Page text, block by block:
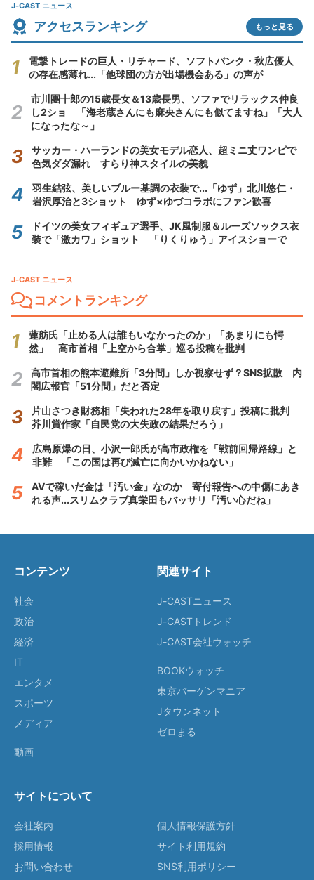
J-CAST ニュース
アクセスランキング もっと見る
電撃トレードの巨人・リチャード、ソフトバンク・秋広優人
の存在感薄れ...「他球団の方が出場機会ある」の声が
市川團十郎の15歳長女＆13歳長男、ソファでリラックス仲良
し2ショ 「海老蔵さんにも麻央さんにも似てますね」「大人
になったな～」
サッカー・ハーランドの美女モデル恋人、超ミニ丈ワンピで
色気ダダ漏れ すらり神スタイルの美貌
羽生結弦、美しいブルー基調の衣装で...「ゆず」北川悠仁・
岩沢厚治と3ショット ゆず×ゆづコラボにファン歓喜
ドイツの美女フィギュア選手、JK風制服＆ルーズソックス衣
装で「激カワ」ショット 「りくりゅう」アイスショーで
J-CAST ニュース
コメントランキング
蓮舫氏「止める人は誰もいなかったのか」「あまりにも愕
然」 高市首相「上空から合掌」巡る投稿を批判
高市首相の熊本避難所「3分間」しか視察せず？SNS拡散 内
閣広報官「51分間」だと否定
片山さつき財務相「失われた28年を取り戻す」投稿に批判
芥川賞作家「自民党の大失政の結果だろう」
広島原爆の日、小沢一郎氏が高市政権を「戦前回帰路線」と
非難 「この国は再び滅亡に向かいかねない」
AVで稼いだ金は「汚い金」なのか 寄付報告への中傷にあき
れる声...スリムクラブ真栄田もバッサリ「汚い心だね」
コンテンツ
社会
政治
経済
IT
エンタメ
スポーツ
メディア
動画
関連サイト
J-CASTニュース
J-CASTトレンド
J-CAST会社ウォッチ
BOOKウォッチ
東京バーゲンマニア
Jタウンネット
ゼロまる
サイトについて
会社案内
採用情報
お問い合わせ
個人情報保護方針
サイト利用規約
SNS利用ポリシー